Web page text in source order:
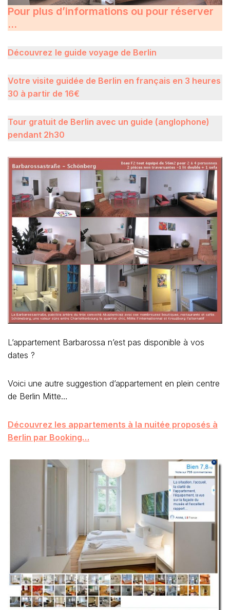
Pour plus d’informations ou pour réserver
…
Découvrez le guide voyage de Berlin
Votre visite guidée de Berlin en français en 3 heures
30 à partir de 16€
Tour gratuit de Berlin avec un guide (anglophone)
pendant 2h30
L’appartement Barbarossa n’est pas disponible à vos
dates ?
Voici une autre suggestion d’appartement en plein centre
de Berlin Mitte…
Découvrez les appartements à la nuitée proposés à
Berlin par Booking…